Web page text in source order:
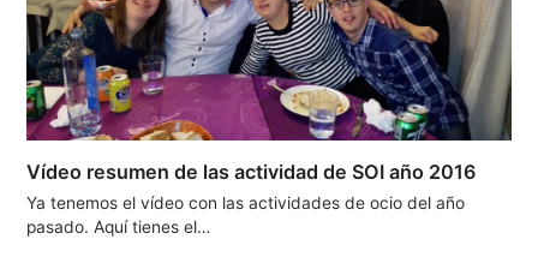
Vídeo resumen de las actividad de SOI año 2016
Ya tenemos el vídeo con las actividades de ocio del año
pasado. Aquí tienes el…